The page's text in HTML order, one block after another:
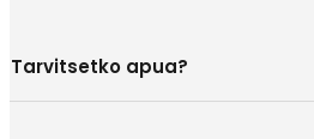
Tarvitsetko apua?